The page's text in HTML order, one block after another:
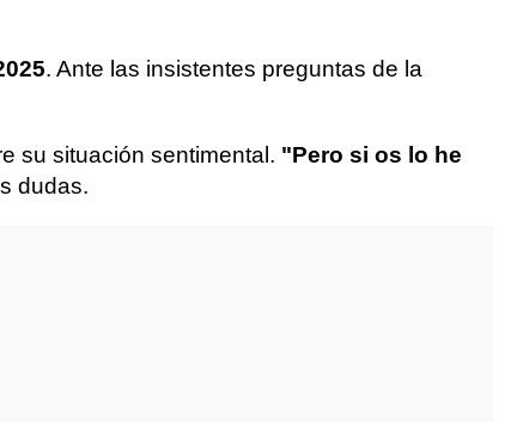
. Ante las insistentes preguntas de la
su situación sentimental. "Pero si os lo he
dudas.